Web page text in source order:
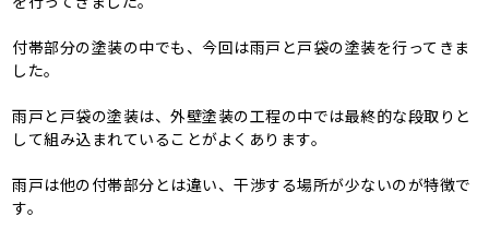
付帯部分の塗装の中でも、今回は雨戸と戸袋の塗装を行ってきま
した。
雨戸と戸袋の塗装は、外壁塗装の工程の中では最終的な段取りと
して組み込まれていることがよくあります。
雨戸は他の付帯部分とは違い、干渉する場所が少ないのが特徴で
す。